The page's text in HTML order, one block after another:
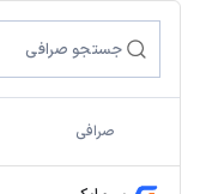
صرافی